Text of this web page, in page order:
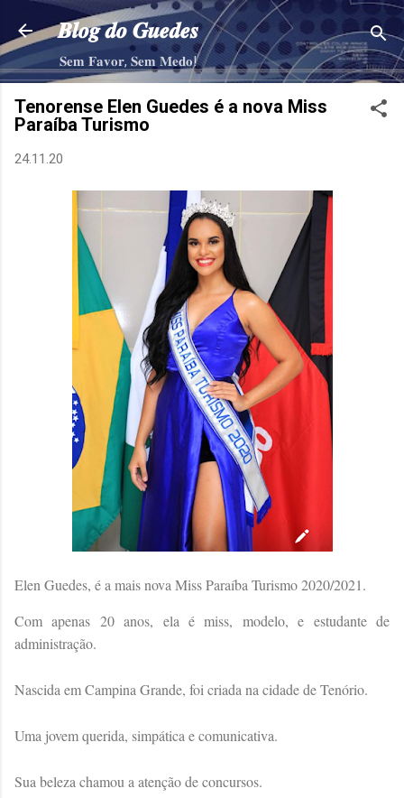
Pular para o conteúdo principal
𝑩𝒍𝒐𝒈 𝒅𝒐 𝑮𝒖𝒆𝒅𝒆𝒔
𝐒𝐞𝐦 𝐅𝐚𝐯𝐨𝐫, 𝐒𝐞𝐦 𝐌𝐞𝐝𝐨!
Tenorense Elen Guedes é a nova Miss
Paraíba Turismo
24.11.20
Elen Guedes, é a mais nova Miss Paraíba Turismo 2020/2021.
Com apenas 20 anos, ela é miss, modelo, e estudante de
administração.
Nascida em Campina Grande, foi criada na cidade de Tenório.
Uma jovem querida, simpática e comunicativa.
Sua beleza chamou a atenção de concursos.